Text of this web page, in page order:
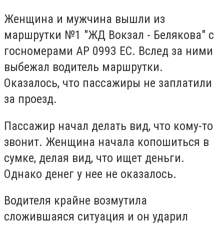
Женщина и мужчина вышли из
маршрутки №1 "ЖД Вокзал - Белякова" с
госномерами АР 0993 ЕС. Вслед за ними
выбежал водитель маршрутки.
Оказалось, что пассажиры не заплатили
за проезд.
Пассажир начал делать вид, что кому-то
звонит. Женщина начала копошиться в
сумке, делая вид, что ищет деньги.
Однако денег у нее не оказалось.
Водителя крайне возмутила
сложившаяся ситуация и он ударил